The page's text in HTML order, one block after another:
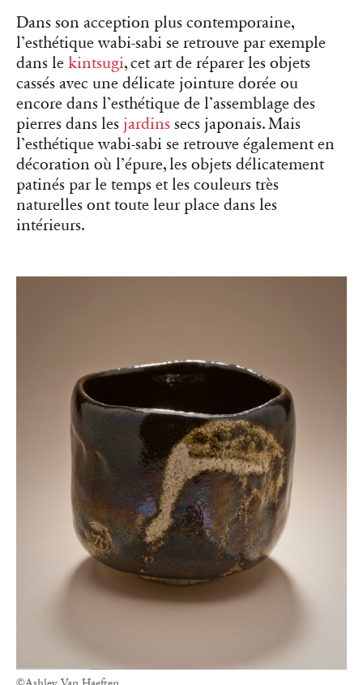
Dans son acception plus contemporaine,
l’esthétique wabi-sabi se retrouve par exemple
dans le kintsugi, cet art de réparer les objets
cassés avec une délicate jointure dorée ou
encore dans l’esthétique de l’assemblage des
pierres dans les jardins secs japonais. Mais
l’esthétique wabi-sabi se retrouve également en
décoration où l’épure, les objets délicatement
patinés par le temps et les couleurs très
naturelles ont toute leur place dans les
intérieurs.